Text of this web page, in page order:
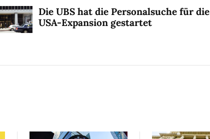
Die UBS hat die Personalsuche für die
USA-Expansion gestartet